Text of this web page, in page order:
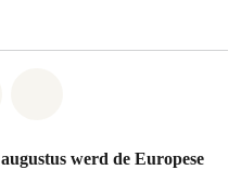
werd de Europese